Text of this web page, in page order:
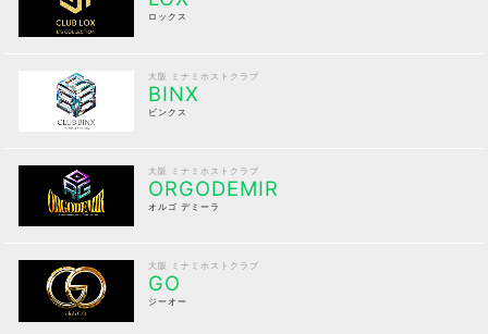
ロックス
大阪 ミナミホストクラブ
BINX
ビンクス
大阪 ミナミホストクラブ
ORGODEMIR
オルゴ デミーラ
大阪 ミナミホストクラブ
GO
ジーオー